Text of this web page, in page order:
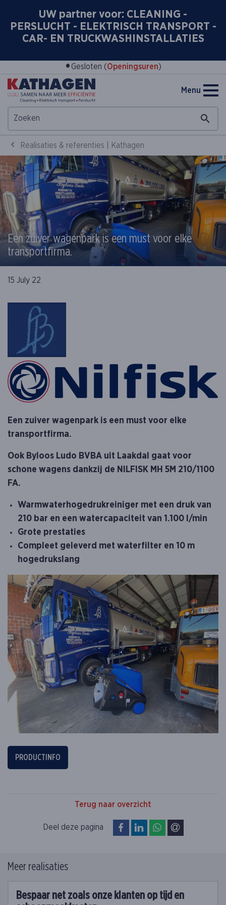
UW partner voor: CLEANING -
PERSLUCHT - ELEKTRISCH TRANSPORT -
CAR- EN TRUCKWASHINSTALLATIES
• Gesloten (Openingsuren)
Menu
Realisaties & referenties | Kathagen
Een zuiver wagenpark is een must voor elke
transportfirma.
15 July 22
Een zuiver wagenpark is een must voor elke
transportfirma.
Ook Byloos Ludo BVBA uit Laakdal gaat voor
schone wagens dankzij de NILFISK MH 5M 210/1100
FA.
Warmwaterhogedrukreiniger met een druk van
210 bar en een watercapaciteit van 1.100 l/min
Grote prestaties
Compleet geleverd met waterfilter en 10 m
hogedrukslang
PRODUCTINFO
Terug naar overzicht
Deel deze pagina op Facebook
op LinkedInop WhatsApp
Meer realisaties
Bespaar net zoals onze klanten op tijd en